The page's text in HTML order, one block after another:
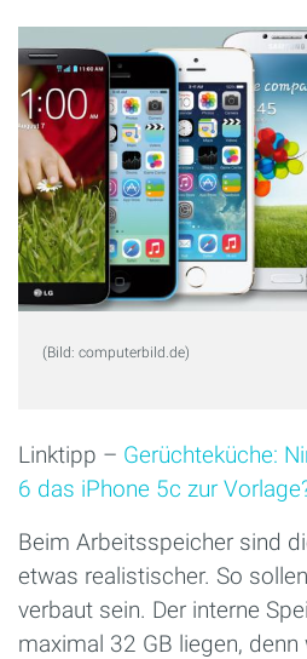
(Bild: computerbild.de)
Linktipp – Gerüchteküche:
6 das iPhone 5c zur
Beim Arbeitsspeicher sind
etwas realistischer. So
verbaut sein. Der interne
maximal 32 GB liegen, denn